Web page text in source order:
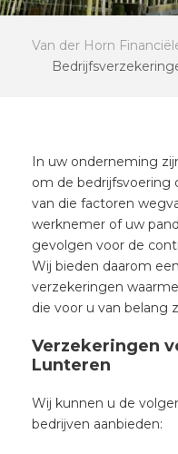
Van der Horn
In uw onderneming
om de bedrijfsvoering
van die factoren
werknemer of uw
gevolgen voor de
Wij bieden daarom
verzekeringen
die voor u van belang
Verzekeringen
Lunteren
Wij kunnen u de
bedrijven aanbieden: